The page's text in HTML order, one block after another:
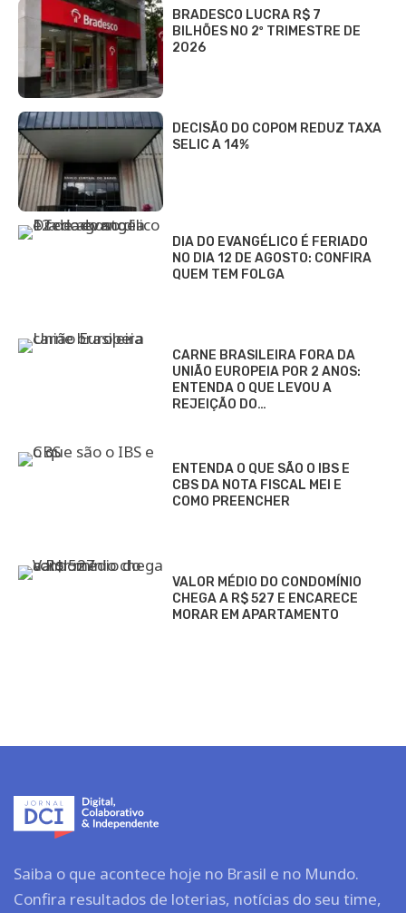
BRADESCO LUCRA R$ 7
BILHÕES NO 2º TRIMESTRE DE
2026
DECISÃO DO COPOM REDUZ TAXA
SELIC A 14%
DIA DO EVANGÉLICO É FERIADO
NO DIA 12 DE AGOSTO: CONFIRA
QUEM TEM FOLGA
CARNE BRASILEIRA FORA DA
UNIÃO EUROPEIA POR 2 ANOS:
ENTENDA O QUE LEVOU A
REJEIÇÃO DO…
ENTENDA O QUE SÃO O IBS E
CBS DA NOTA FISCAL MEI E
COMO PREENCHER
VALOR MÉDIO DO CONDOMÍNIO
CHEGA A R$ 527 E ENCARECE
MORAR EM APARTAMENTO
Saiba o que acontece hoje no Brasil e no Mundo.
Confira resultados de loterias, notícias do seu time,